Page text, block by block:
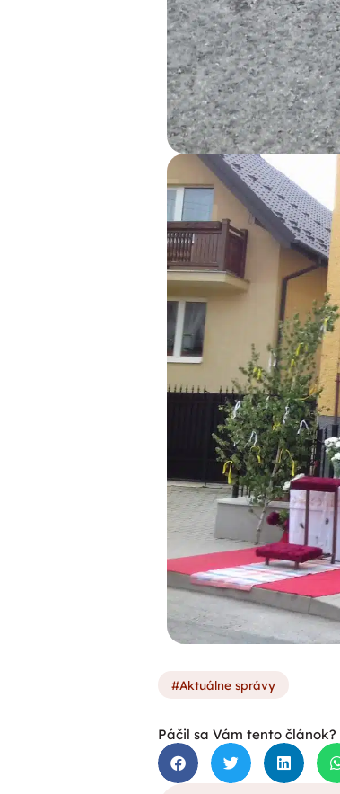
Aktuálne správy
Páčil sa Vám tento článok?